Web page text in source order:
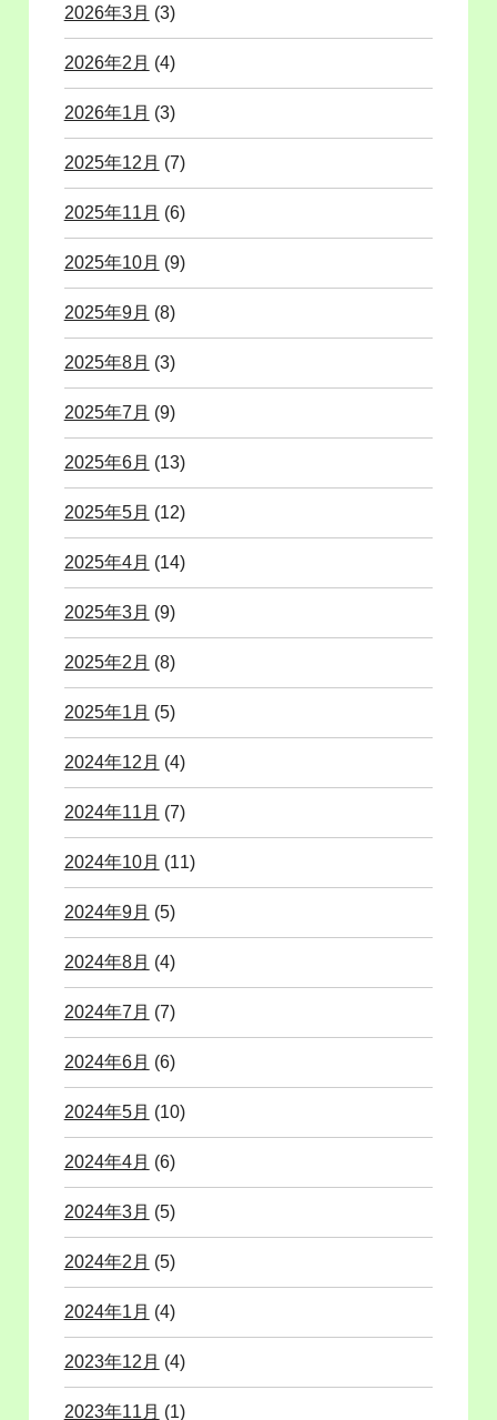
2026年3月 (3)
2026年2月 (4)
2026年1月 (3)
2025年12月 (7)
2025年11月 (6)
2025年10月 (9)
2025年9月 (8)
2025年8月 (3)
2025年7月 (9)
2025年6月 (13)
2025年5月 (12)
2025年4月 (14)
2025年3月 (9)
2025年2月 (8)
2025年1月 (5)
2024年12月 (4)
2024年11月 (7)
2024年10月 (11)
2024年9月 (5)
2024年8月 (4)
2024年7月 (7)
2024年6月 (6)
2024年5月 (10)
2024年4月 (6)
2024年3月 (5)
2024年2月 (5)
2024年1月 (4)
2023年12月 (4)
2023年11月 (1)